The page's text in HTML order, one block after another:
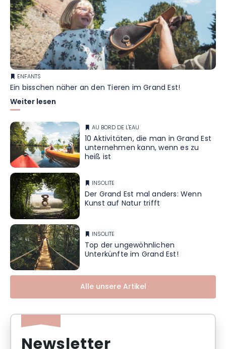
ENFANTS
Ein bisschen näher an den Tieren im Grand Est!
Weiter lesen
AU BORD DE L'EAU
10 Aktivitäten, die man in Grand Est
unternehmen kann, wenn es zu
heiß ist
INSOLITE
Der Grand Est mal anders: Wenn
Kunst auf Natur trifft
INSOLITE
Top der ungewöhnlichen
Unterkünfte im Grand Est!
Alle unsere Artikel